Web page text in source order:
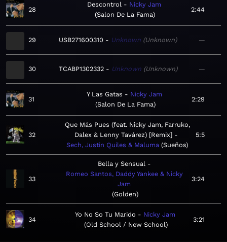
28
Descontrol
Nicky Jam
Salon De La Fama
2:44
29 USB271600310 Unknown Unknown —
30 TCABP1302332 Unknown Unknown —
31
Y Las Gatas
Nicky Jam
Salon De La Fama
2:29
32
Que Más Pues (feat. Nicky Jam, Farruko,
Dalex & Lenny Tavárez) [Remix]
Sech, Justin Quiles & Maluma Sueños
5:5
33
Bella y Sensual
Romeo Santos, Daddy Yankee & Nicky
Jam
Golden
3:24
34
Yo No So Tu Marido
Nicky Jam
Old School / New School
3:21